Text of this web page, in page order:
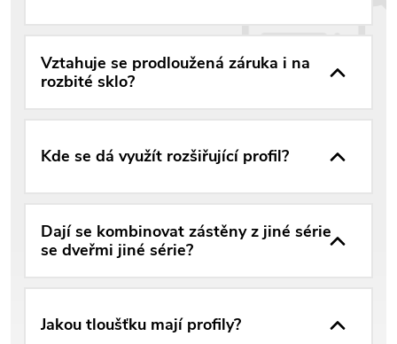
Vztahuje se prodloužená záruka i na
rozbité sklo?
Kde se dá využít rozšiřující profil?
Dají se kombinovat zástěny z jiné série
se dveřmi jiné série?
Jakou tloušťku mají profily?